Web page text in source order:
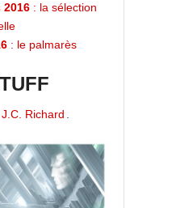
2016 : la sélection
: le palmarès
J.C. Richard